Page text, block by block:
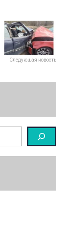
Следующая новость